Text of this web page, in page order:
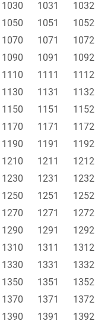
1030 1031 1032
1050 1051 1052
1070 1071 1072
1090 1091 1092
1110 1111 1112
1130 1131 1132
1150 1151 1152
1170 1171 1172
1190 1191 1192
1210 1211 1212
1230 1231 1232
1250 1251 1252
1270 1271 1272
1290 1291 1292
1310 1311 1312
1330 1331 1332
1350 1351 1352
1370 1371 1372
1390 1391 1392